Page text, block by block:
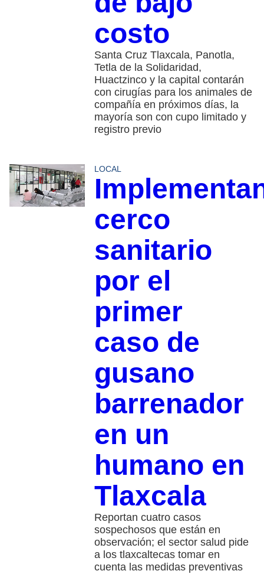
costo
Santa Cruz Tlaxcala, Panotla,
Tetla de la Solidaridad,
Huactzinco y la capital contarán
con cirugías para los animales de
compañía en próximos días, la
mayoría son con cupo limitado y
registro previo
LOCAL
cerco
sanitario
por el
primer
caso de
gusano
barrenador
en un
humano en
Tlaxcala
Reportan cuatro casos
sospechosos que están en
observación; el sector salud pide
a los tlaxcaltecas tomar en
cuenta las medidas preventivas